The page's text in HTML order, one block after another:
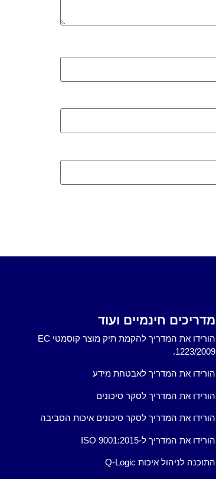
מדריכים חינמיים ועוד
הורידו את המדריך להקמת תיק מוצר קוסמטי EC
1223/2009.
הורידו את המדריך לאבטחת מידע
הורידו את המדריך לסקר סיכונים
הורידו את המדריך לסקר סיכונים איכות הסביבה
הורידו את המדריך ל-ISO 9001:2015
התוכנה לניהול איכות Q-Logic